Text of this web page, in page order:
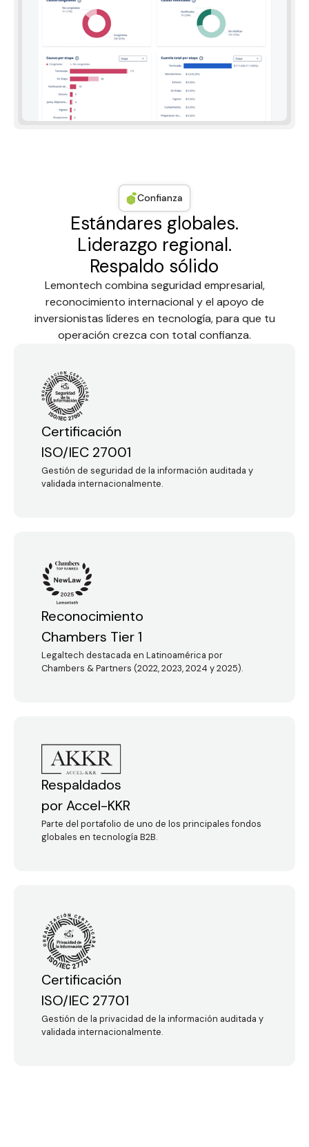
Confianza
Estándares globales.
Liderazgo regional.
Respaldo sólido
Lemontech combina seguridad empresarial,
reconocimiento internacional y el apoyo de
inversionistas líderes en tecnología, para que tu
operación crezca con total confianza.
Certificación
ISO/IEC 27001
Gestión de seguridad de la información auditada y
validada internacionalmente.
Reconocimiento
Chambers Tier 1
Legaltech destacada en Latinoamérica por
Chambers & Partners (2022, 2023, 2024 y 2025).
Respaldados
por Accel-KKR
Parte del portafolio de uno de los principales fondos
globales en tecnología B2B.
Certificación
ISO/IEC 27701
Gestión de la privacidad de la información auditada y
validada internacionalmente.